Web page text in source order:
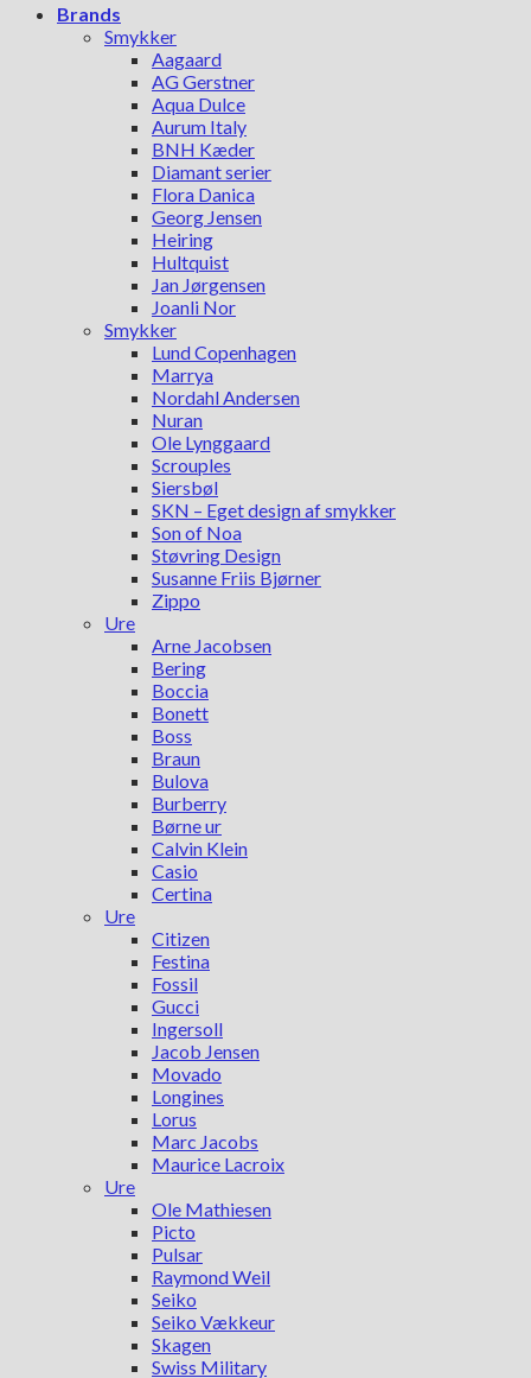
Brands
Smykker
Aagaard
AG Gerstner
Aqua Dulce
Aurum Italy
BNH Kæder
Diamant serier
Flora Danica
Georg Jensen
Heiring
Hultquist
Jan Jørgensen
Joanli Nor
Smykker
Lund Copenhagen
Marrya
Nordahl Andersen
Nuran
Ole Lynggaard
Scrouples
Siersbøl
SKN – Eget design af smykker
Son of Noa
Støvring Design
Susanne Friis Bjørner
Zippo
Ure
Arne Jacobsen
Bering
Boccia
Bonett
Boss
Braun
Bulova
Burberry
Børne ur
Calvin Klein
Casio
Certina
Ure
Citizen
Festina
Fossil
Gucci
Ingersoll
Jacob Jensen
Movado
Longines
Lorus
Marc Jacobs
Maurice Lacroix
Ure
Ole Mathiesen
Picto
Pulsar
Raymond Weil
Seiko
Seiko Vækkeur
Skagen
Swiss Military